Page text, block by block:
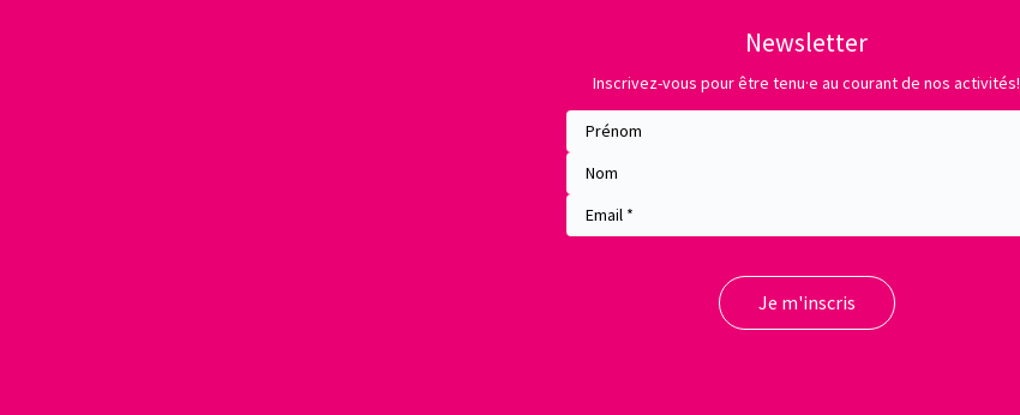
Newsletter
Inscrivez-vous pour être tenu·e au courant de nos activités!